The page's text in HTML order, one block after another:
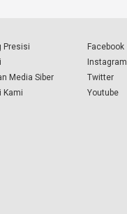
Presisi
Media Siber
Kami
Facebook
Instagram
Twitter
Youtube